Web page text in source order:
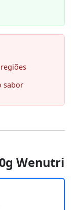
sabor
Wenutri